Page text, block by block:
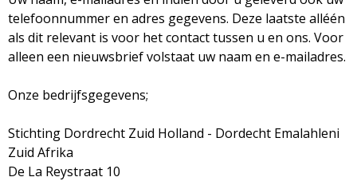
telefoonnummer en adres gegevens. Deze laatste alléén
als dit relevant is voor het contact tussen u en ons. Voor
alleen een nieuwsbrief volstaat uw naam en e-mailadres.
Onze bedrijfsgegevens;
Stichting Dordrecht Zuid Holland - Dordecht Emalahleni
Zuid Afrika
De La Reystraat 10